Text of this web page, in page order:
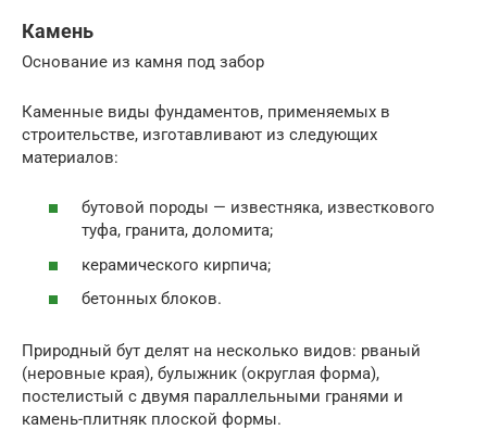
Камень
Основание из камня под забор
Каменные виды фундаментов, применяемых в
строительстве, изготавливают из следующих
материалов:
бутовой породы — известняка, известкового
туфа, гранита, доломита;
керамического кирпича;
бетонных блоков.
Природный бут делят на несколько видов: рваный
(неровные края), булыжник (округлая форма),
постелистый с двумя параллельными гранями и
камень-плитняк плоской формы.